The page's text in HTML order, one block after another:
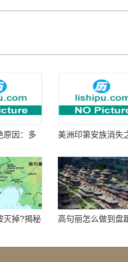
原因：多
美洲印第安族消失
灭掉?揭秘
高句丽怎么做到盘